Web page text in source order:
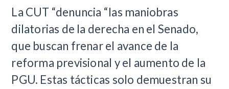
La CUT “denuncia “las maniobras
dilatorias de la derecha en el Senado,
que buscan frenar el avance de la
reforma previsional y el aumento de la
PGU. Estas tácticas solo demuestran su